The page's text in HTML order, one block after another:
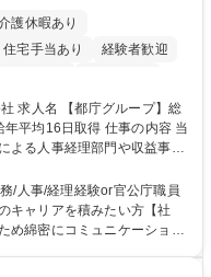
護休暇あり
住宅手当あり
経験者歓迎
助あり
総
取得 仕事の内容 当
よる人事経理部門や収益事業
務をお任せいたします。研修
細 【業務詳細】■
営に係る管理業務 ■収益部
口広場の「イベントコーナ
/人事/経理経験or官公庁職員
キャリアを積みたい方【社
め綿密にコミュニケーション